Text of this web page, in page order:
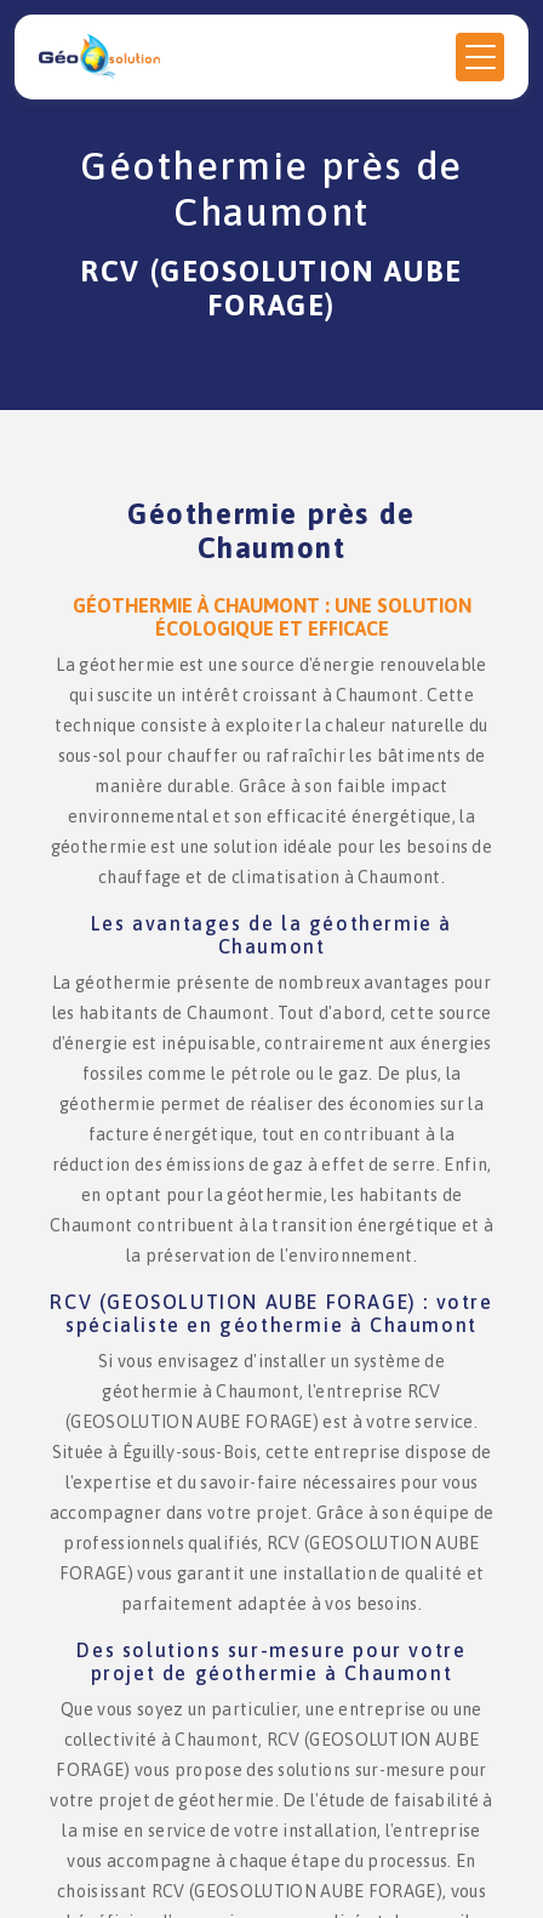
Géothermie près de
Chaumont
RCV (GEOSOLUTION AUBE
FORAGE)
Géothermie près de
Chaumont
GÉOTHERMIE À CHAUMONT : UNE SOLUTION
ÉCOLOGIQUE ET EFFICACE
La géothermie est une source d'énergie renouvelable
qui suscite un intérêt croissant à Chaumont. Cette
technique consiste à exploiter la chaleur naturelle du
sous-sol pour chauffer ou rafraîchir les bâtiments de
manière durable. Grâce à son faible impact
environnemental et son efficacité énergétique, la
géothermie est une solution idéale pour les besoins de
chauffage et de climatisation à Chaumont.
Les avantages de la géothermie à
Chaumont
La géothermie présente de nombreux avantages pour
les habitants de Chaumont. Tout d'abord, cette source
d'énergie est inépuisable, contrairement aux énergies
fossiles comme le pétrole ou le gaz. De plus, la
géothermie permet de réaliser des économies sur la
facture énergétique, tout en contribuant à la
réduction des émissions de gaz à effet de serre. Enfin,
en optant pour la géothermie, les habitants de
Chaumont contribuent à la transition énergétique et à
la préservation de l'environnement.
RCV (GEOSOLUTION AUBE FORAGE) : votre
spécialiste en géothermie à Chaumont
Si vous envisagez d'installer un système de
géothermie à Chaumont, l'entreprise RCV
(GEOSOLUTION AUBE FORAGE) est à votre service.
Située à Éguilly-sous-Bois, cette entreprise dispose de
l'expertise et du savoir-faire nécessaires pour vous
accompagner dans votre projet. Grâce à son équipe de
professionnels qualifiés, RCV (GEOSOLUTION AUBE
FORAGE) vous garantit une installation de qualité et
parfaitement adaptée à vos besoins.
Des solutions sur-mesure pour votre
projet de géothermie à Chaumont
Que vous soyez un particulier, une entreprise ou une
collectivité à Chaumont, RCV (GEOSOLUTION AUBE
FORAGE) vous propose des solutions sur-mesure pour
votre projet de géothermie. De l'étude de faisabilité à
la mise en service de votre installation, l'entreprise
vous accompagne à chaque étape du processus. En
choisissant RCV (GEOSOLUTION AUBE FORAGE), vous
Panneau de gestion des cookies